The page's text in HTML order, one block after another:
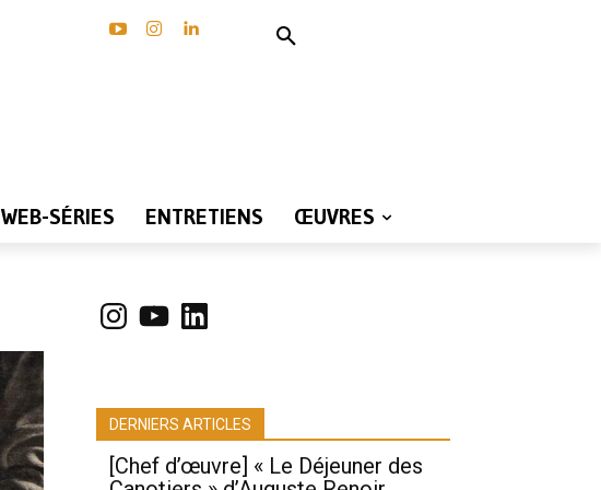
WEB-SÉRIES ENTRETIENS ŒUVRES
Instagram
YouTubeLinkedIn
DERNIERS ARTICLES
[Chef d’œuvre] « Le Déjeuner des